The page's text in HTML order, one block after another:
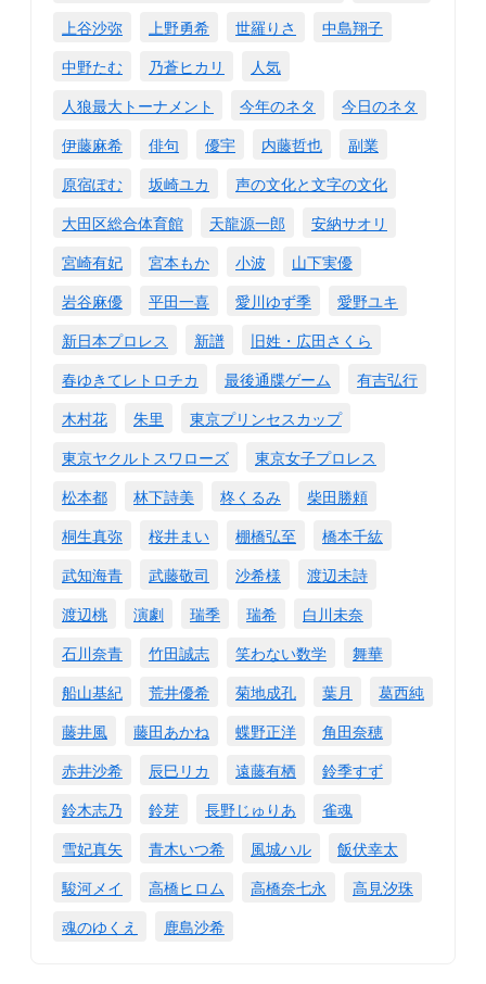
上谷沙弥
上野勇希 世羅りさ
中島翔子
中野たむ
乃蒼ヒカリ
人気
人狼最大トーナメント
今年のネタ
今日のネタ
伊藤麻希
俳句 優宇 内藤哲也
副業
原宿ぽむ
坂崎ユカ
声の文化と文字の文化
大田区総合体育館
天龍源一郎
安納サオリ
宮崎有妃
宮本もか 小波
山下実優
岩谷麻優
平田一喜 愛川ゆず季
愛野ユキ
新日本プロレス
新譜
旧姓・広田さくら
春ゆきてレトロチカ
最後通牒ゲーム
有吉弘行
木村花
朱里
東京プリンセスカップ
東京ヤクルトスワローズ
東京女子プロレス
松本都
林下詩美 柊くるみ
柴田勝頼
桐生真弥
桜井まい 棚橋弘至
橋本千紘
武知海青
武藤敬司 沙希様
渡辺未詩
渡辺桃
演劇 瑞季 瑞希
白川未奈
石川奈青
竹田誠志 笑わない数学
舞華
船山基紀
荒井優希 菊地成孔 葉月
葛西純
藤井風
藤田あかね 蝶野正洋
角田奈穂
赤井沙希
辰巳リカ 遠藤有栖
鈴季すず
鈴木志乃
鈴芽 長野じゅりあ
雀魂
雪妃真矢
青木いつ希 風城ハル
飯伏幸太
駿河メイ
高橋ヒロム 高橋奈七永
高見汐珠
魂のゆくえ
鹿島沙希